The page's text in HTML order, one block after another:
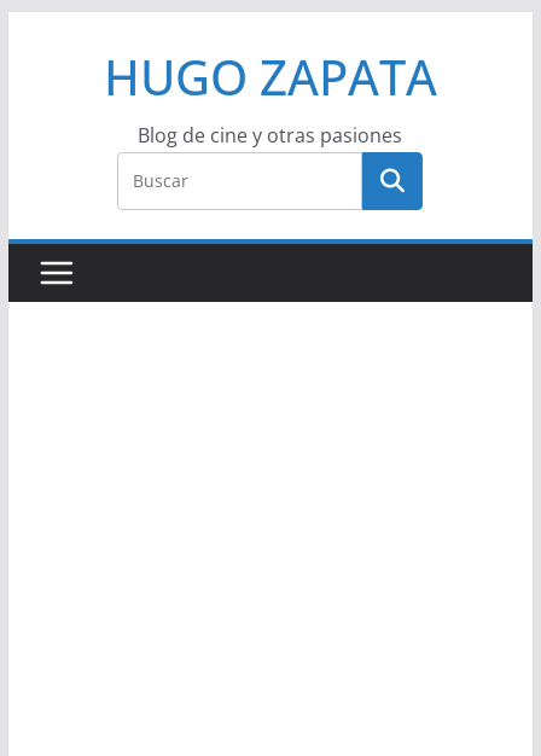
HUGO ZAPATA
Blog de cine y otras pasiones